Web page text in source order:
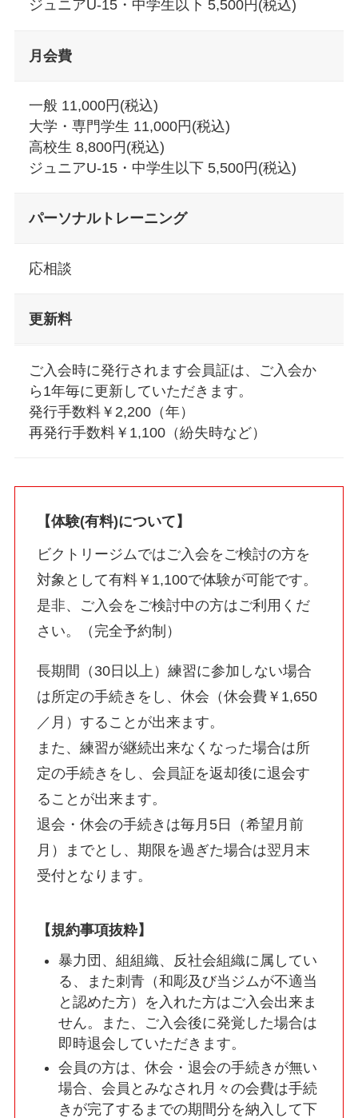
ジュニアU-15・中学生以下 5,500円(税込)
月会費
一般 11,000円(税込)
大学・専門学生 11,000円(税込)
高校生 8,800円(税込)
ジュニアU-15・中学生以下 5,500円(税込)
パーソナルトレーニング
応相談
更新料
ご入会時に発行されます会員証は、ご入会か
ら1年毎に更新していただきます。
発行手数料￥2,200（年）
再発行手数料￥1,100（紛失時など）
【体験(有料)について 】
ビクトリージムではご入会をご検討の方を
対象として有料￥1,100で体験が可能です。
是非、ご入会をご検討中の方はご利用くだ
さい。（完全予約制）
長期間（30日以上）練習に参加しない場合
は所定の手続きをし、休会（休会費￥1,650
／月）することが出来ます。
また、練習が継続出来なくなった場合は所
定の手続きをし、会員証を返却後に退会す
ることが出来ます。
退会・休会の手続きは毎月5日（希望月前
月）までとし、期限を過ぎた場合は翌月末
受付となります。
【規約事項抜粋】
暴力団、組組織、反社会組織に属してい
る、また刺青（和彫及び当ジムが不適当
と認めた方）を入れた方はご入会出来ま
せん。また、ご入会後に発覚した場合は
即時退会していただきます。
会員の方は、休会・退会の手続きが無い
場合、会員とみなされ月々の会費は手続
きが完了するまでの期間分を納入して下